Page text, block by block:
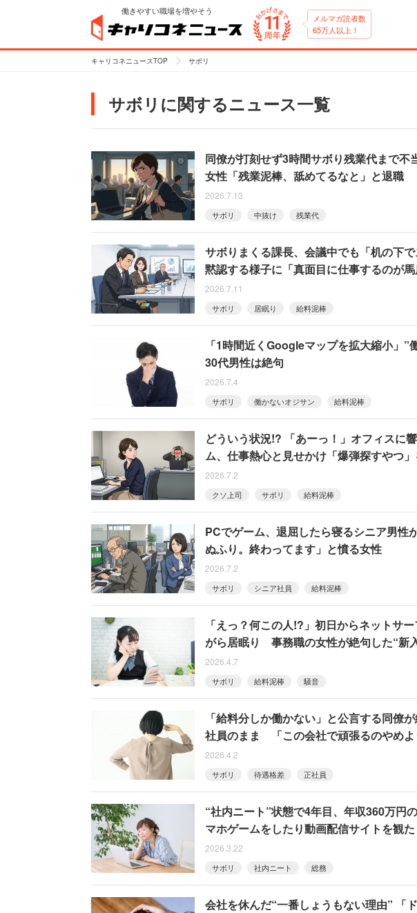
働きやすい職場を増やそう
メルマガ読者数
65万人以上！
キャリコネニュースTOP サボリ
サボリに関するニュース一覧
同僚が打刻せず3時間サボり残業代まで
女性「残業泥棒、舐めてるなと」と退職
2026.7.13
サボリ 中抜け 残業代
サボりまくる課長、会議中でも「机の下
黙認する様子に「真面目に仕事するのが
2026.7.11
サボリ 居眠り 給料泥棒
「1時間近くGoogleマップを拡大縮小」
30代男性は絶句
2026.7.4
サボリ 働かないオジサン 給料泥棒
どういう状況!? 「あーっ！」オフィスに
ム、仕事熱心と見せかけ「爆弾探すやつ
2026.7.2
クソ上司 サボリ 給料泥棒
PCでゲーム、退屈したら寝るシニア男性
ぬふり。終わってます」と憤る女性
2026.7.2
サボリ シニア社員 給料泥棒
「えっ？何この人!?」初日からネットサ
がら居眠り 事務職の女性が絶句した“新
2026.4.7
サボリ 給料泥棒 騒音
「給料分しか働かない」と公言する同僚
社員のまま 「この会社で頑張るのやめ
2026.4.2
サボリ 待遇格差 正社員
“社内ニート”状態で4年目、年収360万円
マホゲームをしたり動画配信サイトを観
2026.3.22
サボリ 社内ニート 総務
会社を休んだ“一番しょうもない理由” 「